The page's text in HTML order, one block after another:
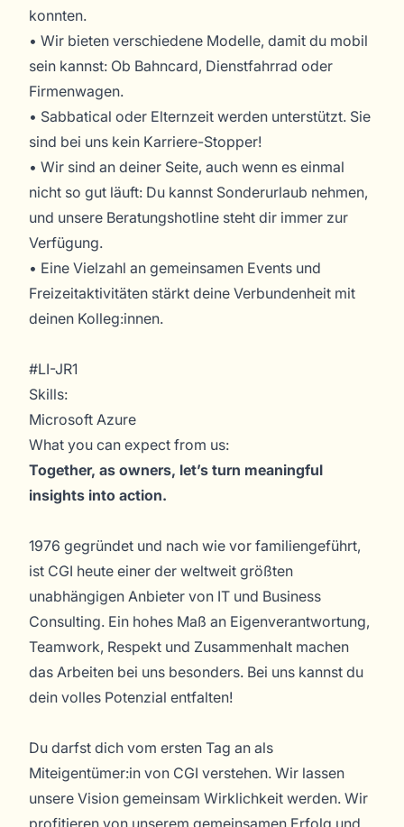
konnten.
• Wir bieten verschiedene Modelle, damit du mobil
sein kannst: Ob Bahncard, Dienstfahrrad oder
Firmenwagen.
• Sabbatical oder Elternzeit werden unterstützt. Sie
sind bei uns kein Karriere-Stopper!
• Wir sind an deiner Seite, auch wenn es einmal
nicht so gut läuft: Du kannst Sonderurlaub nehmen,
und unsere Beratungshotline steht dir immer zur
Verfügung.
• Eine Vielzahl an gemeinsamen Events und
Freizeitaktivitäten stärkt deine Verbundenheit mit
deinen Kolleg:innen.
#LI-JR1
Skills:
Microsoft Azure
What you can expect from us:
Together, as owners, let’s turn meaningful
insights into action.
1976 gegründet und nach wie vor familiengeführt,
ist CGI heute einer der weltweit größten
unabhängigen Anbieter von IT und Business
Consulting. Ein hohes Maß an Eigenverantwortung,
Teamwork, Respekt und Zusammenhalt machen
das Arbeiten bei uns besonders. Bei uns kannst du
dein volles Potenzial entfalten!
Du darfst dich vom ersten Tag an als
Miteigentümer:in von CGI verstehen. Wir lassen
unsere Vision gemeinsam Wirklichkeit werden. Wir
profitieren von unserem gemeinsamen Erfolg und